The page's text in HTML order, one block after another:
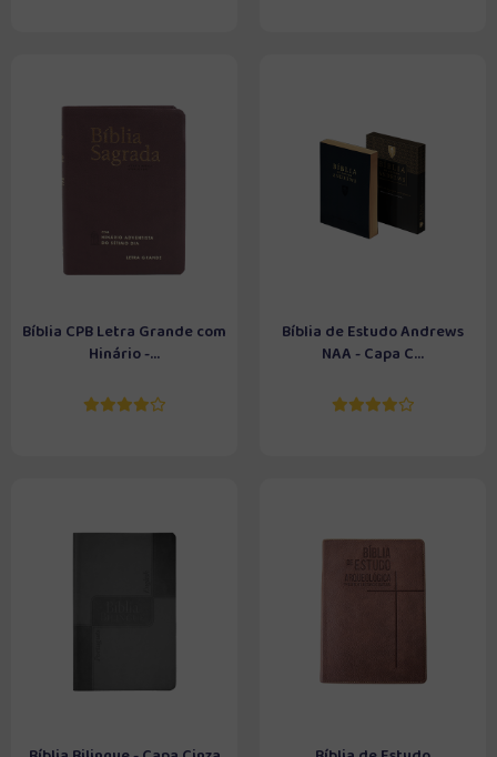
Bíblia CPB Letra Grande com
Hinário -...
Bíblia de Estudo Andrews
NAA - Capa C...